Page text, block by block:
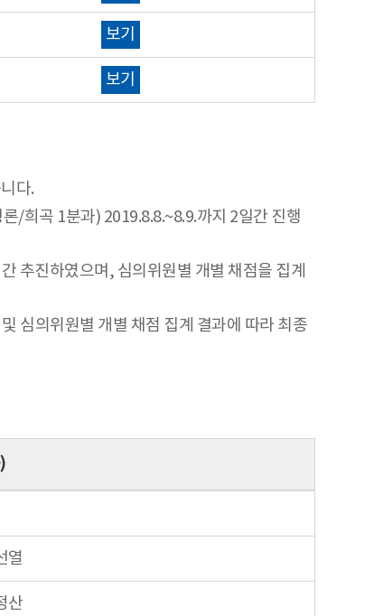
보기
보기
다.
/희곡 1분과) 2019.8.8.~8.9.까지 2일간 진행
추진하였으며, 심의위원별 개별 채점을 집계
심의위원별 개별 채점 집계 결과에 따라 최종
열
산